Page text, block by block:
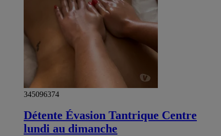
345096374
Détente Évasion Tantrique Centre
lundi au dimanche